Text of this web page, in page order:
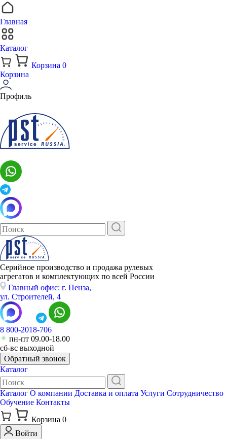
Главная
Каталог
Корзина 0
Корзина
Профиль
Серийное производство и продажа рулевых
агрегатов и комплектующих по всей России
Главный офис: г. Пенза,
ул. Строителей, 4
8 800-2018-706
пн-пт 09.00-18.00
сб-вс выходной
Обратный звонок
Каталог
Каталог О компании Доставка и оплата Услуги Сотрудничество
Обучение Контакты
Корзина 0
Войти